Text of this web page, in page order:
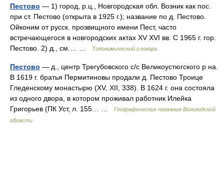
Пестово — 1) город, р.ц., Новгородская обл. Возник как пос.
при ст. Пестово (открыта в 1925 г.); название по д. Пестово.
Ойконим от русск. прозвищного имени Пест, часто
встречающегося в новгородских актах XV XVI вв. С 1965 г. гор.
Пестово. 2) д., см.… …
Топонимический словарь
Пестово — д., центр Трегубовского с/с Великоустюгского р на.
В 1619 г. братья Пермитиновы продали д. Пестово Троице
Гледенскому монастырю (XV, XII, 338). В 1624 г. она состояла
из одного двора, в котором проживал работник Илейка
Григорьев (ПК Уст, л. 155… …
Географические названия Вологодской
области